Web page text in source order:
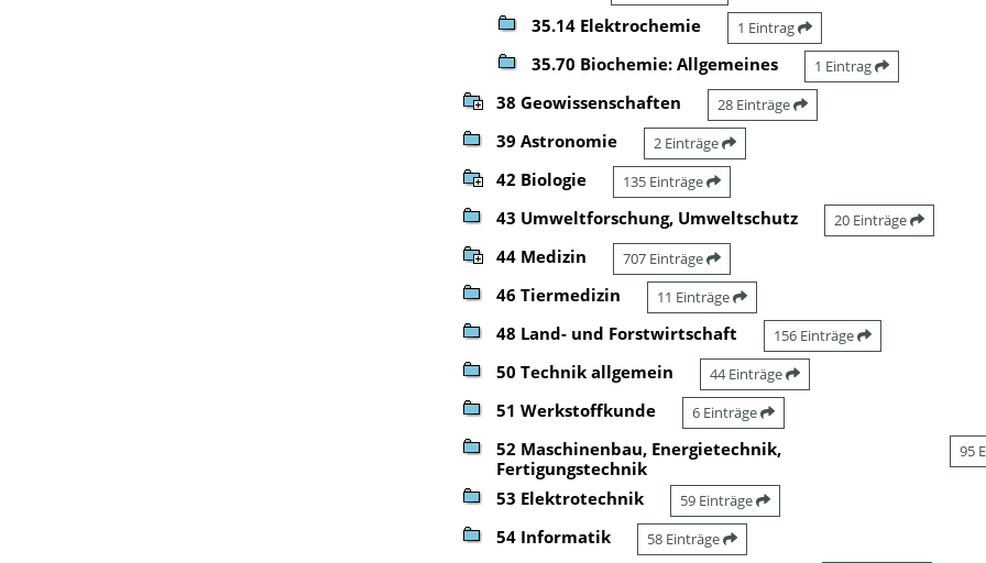
35.14 Elektrochemie 1 Eintrag
35.70 Biochemie: Allgemeines 1 Eintrag
38 Geowissenschaften 28 Einträge
39 Astronomie 2 Einträge
42 Biologie 135 Einträge
43 Umweltforschung, Umweltschutz 20 Einträge
44 Medizin 707 Einträge
46 Tiermedizin 11 Einträge
48 Land- und Forstwirtschaft 156 Einträge
50 Technik allgemein 44 Einträge
51 Werkstoffkunde 6 Einträge
52 Maschinenbau, Energietechnik,
Fertigungstechnik
95
53 Elektrotechnik 59 Einträge
54 Informatik 58 Einträge